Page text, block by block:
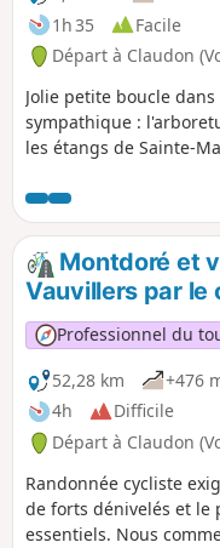
1h 35
Facile
Départ à Claudon
Jolie petite boucle
sympathique :
les étangs de Sainte-
Montdoré et
Vauvillers par le
Professionnel du
52,28 km
+476
4h
Difficile
Départ à Claudon
Randonnée cycliste
de forts dénivelés et le
essentiels. Nous